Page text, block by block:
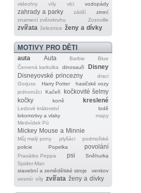
videohry
víly vlci vodopády
zahrady a parky zátiší
zimní
znamení zvěrokruhu
Zozoville
zvířata železnice ženy a dívky
MOTIVY PRO DĚTI
auta Auta Barbie
Blue
Červená karkulka
dinosauři
Disney
Disneyovské princezny
draci
Gorjuss
Harry Potter
hasičské vozy
jednorožci
Kačeři
kočkovité šelmy
kočky
koně kreslené
Ledové království
lodě
lokomotivy a vlaky
mapy
Medvídek Pú
Mickey Mouse a Minnie
Můj malý pony plyšáci
podmořské
policie
Popelka povolání
Prasátko Peppa psi
Sněhurka
Spider‐Man
stavební a zemědělské stroje
venkov
vesmír víly zvířata ženy a dívky